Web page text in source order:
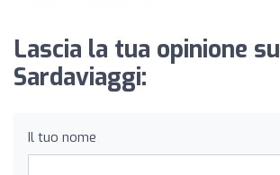
Lascia la tua opinione su
Sardaviaggi:
Il tuo nome